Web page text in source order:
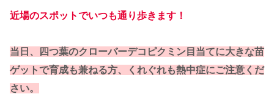
近場のスポットでいつも通り歩きます！
当日、四つ葉のクローバーデコピクミン目当てに大きな苗
ゲットで育成も兼ねる方、くれぐれも熱中症にご注意くだ
さい。